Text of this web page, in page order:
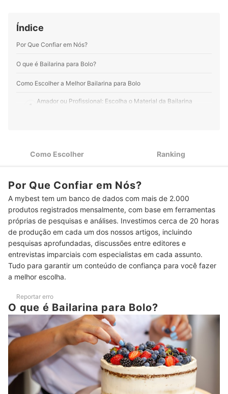
Índice
Por Que Confiar em Nós?
O que é Bailarina para Bolo?
Como Escolher a Melhor Bailarina para Bolo
1
Amador ou Profissional: Escolha o Material da Bailarina
Top 10 Melhores Bailarinas para Bolo
Como Fazer a Manutenção da Bailarina para Bolo?
Como lavar a bailarina para bolo?
Aproveite e Conheça Produtos Úteis para Decorar e Guardar os
Bolos!
Como Escolher Ranking
Por Que Confiar em Nós?
A mybest tem um banco de dados com mais de 2.000
produtos registrados mensalmente, com base em ferramentas
próprias de pesquisas e análises. Investimos cerca de 20 horas
de produção em cada um dos nossos artigos, incluindo
pesquisas aprofundadas, discussões entre editores e
entrevistas imparciais com especialistas em cada assunto.
Tudo para garantir um conteúdo de confiança para você fazer
a melhor escolha.
Reportar erro
O que é Bailarina para Bolo?